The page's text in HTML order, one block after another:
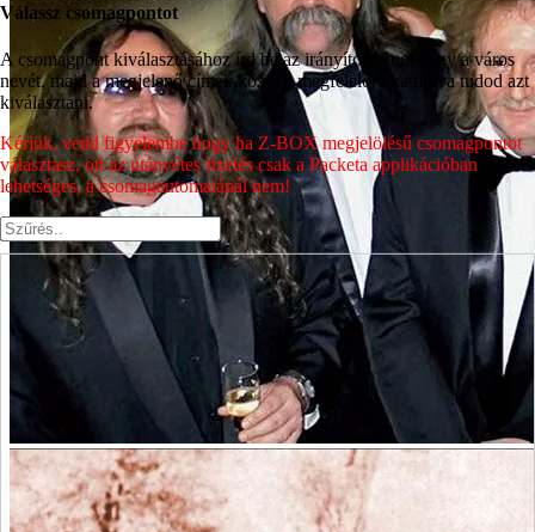
Válassz csomagpontot
A csomagpont kiválasztásához írd be az irányítószámot vagy a város
nevét, majd a megjelenő címek közül a megfelelőre kattintva tudod azt
kiválasztani.
Kérjük, vedd figyelembe hogy ha Z-BOX megjelölésű csomagpontot
választasz, ott az utánvétes fizetés csak a Packeta applikációban
lehetséges, a csomagautomatánál nem!